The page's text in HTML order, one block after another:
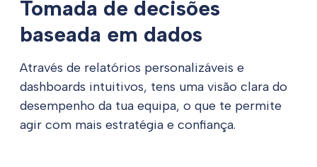
Tomada de decisões
baseada em dados
Através de relatórios personalizáveis e
dashboards intuitivos, tens uma visão clara do
desempenho da tua equipa, o que te permite
agir com mais estratégia e confiança.